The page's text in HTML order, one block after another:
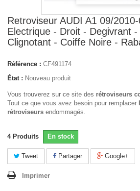
Retroviseur AUDI A1 09/
Electrique - Droit - Degivrant
Clignotant - Coiffe Noire -
Référence : CF491174
État : Nouveau produit
Vous trouverez sur ce site des rétroviseurs
Tout ce que vous avez besoin pour remplacer
rétroviseurs endommagés.
4 Produits En stock
Tweet Partager Google+
Imprimer